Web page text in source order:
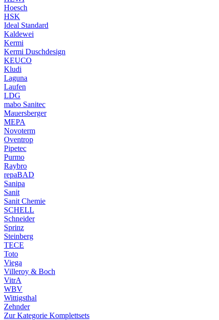
Hoesch
HSK
Ideal Standard
Kaldewei
Kermi
Kermi Duschdesign
KEUCO
Kludi
Laguna
Laufen
LDG
mabo Sanitec
Mauersberger
MEPA
Novoterm
Oventrop
Pipetec
Purmo
Raybro
repaBAD
Sanipa
Sanit
Sanit Chemie
SCHELL
Schneider
Sprinz
Steinberg
TECE
Toto
Viega
Villeroy & Boch
VitrA
WBV
Wittigsthal
Zehnder
Zur Kategorie Komplettsets